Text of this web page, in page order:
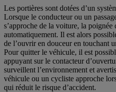
Les portières sont dotées d’un
Lorsque le conducteur ou un
s’approche de la voiture, la
automatiquement. Il est alors
de l’ouvrir en douceur en touchant
Pour quitter le véhicule, il est
appuyant sur le contacteur
surveillent l’environnement et
véhicule ou un cycliste approche
qui réduit le risque d’accident.